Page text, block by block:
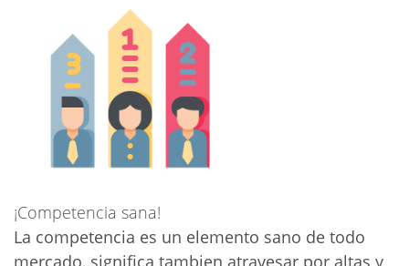
¡Competencia sana!
La competencia es un elemento sano de todo
mercado, significa tambien atravesar por altas y